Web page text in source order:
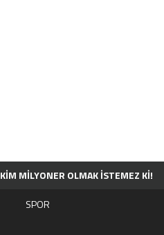
KIM MILYONER OLMAK İSTEMEZ KI!
SPOR